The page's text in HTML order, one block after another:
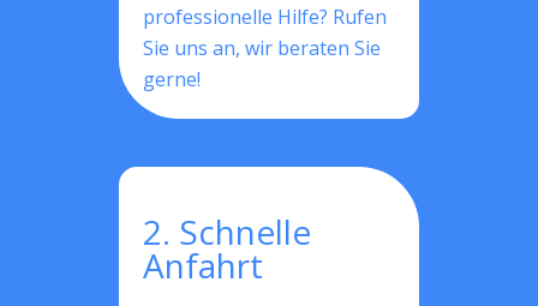
professionelle Hilfe? Rufen
Sie uns an, wir beraten Sie
gerne!
2. Schnelle
Anfahrt